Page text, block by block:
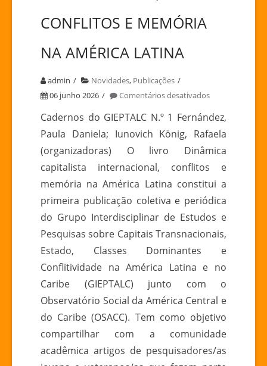
CONFLITOS E MEMÓRIA
NA AMÉRICA LATINA
admin Novidades, Publicações
06 junho 2026
Comentários desativadosem
CAPITALISTA
CONFLITOS
MEMÓRIA
NA
AMÉRICA
LATINA
Cadernos do GIEPTALC N.º 1 Fernández,
Paula Daniela; Iunovich König, Rafaela
(organizadoras) O livro Dinâmica
capitalista internacional, conflitos e
memória na América Latina constitui a
primeira publicação coletiva e periódica
do Grupo Interdisciplinar de Estudos e
Pesquisas sobre Capitais Transnacionais,
Estado, Classes Dominantes e
Conflitividade na América Latina e no
Caribe (GIEPTALC) junto com o
Observatório Social da América Central e
do Caribe (OSACC). Tem como objetivo
compartilhar com a comunidade
acadêmica artigos de pesquisadores/as